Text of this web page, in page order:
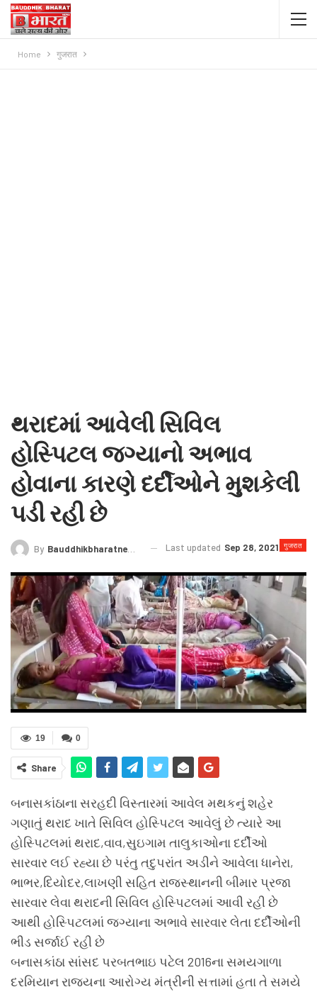
Home गुजरात
થરાદમાં આવેલી સિવિલ
હોસ્પિટલ જગ્યાનો અભાવ
હોવાના કારણે દર્દીઓને મુશકેલી
પડી રહી છે
गुजरात
By Bauddhikbharatnews@gmail.com Last updated Sep 28, 2021
0
19
Share
બનાસકાંઠાના સરહદી વિસ્તારમાં આવેલ મથકનું શહેર
ગણાતું થરાદ ખાતે સિવિલ હોસ્પિટલ આવેલું છે ત્યારે આ
હોસ્પિટલમાં થરાદ,વાવ,સુઇગામ તાલુકાઓના દર્દીઓ
સારવાર લઈ રહ્યા છે પરંતુ તદુપરાંત અડીને આવેલા ધાનેરા,
ભાભર,દિયોદર,લાખણી સહિત રાજસ્થાનની બીમાર પ્રજા
સારવાર લેવા થરાદની સિવિલ હોસ્પિટલમાં આવી રહી છે
આથી હોસ્પિટલમાં જગ્યાના અભાવે સારવાર લેતા દર્દીઓની
ભીડ સર્જાઈ રહી છે
બનાસકાંઠા સાંસદ પરબતભાઇ પટેલ 2016ના સમયગાળા
દરમિયાન રાજ્યના આરોગ્ય મંત્રીની સત્તામાં હતા તે સમયે